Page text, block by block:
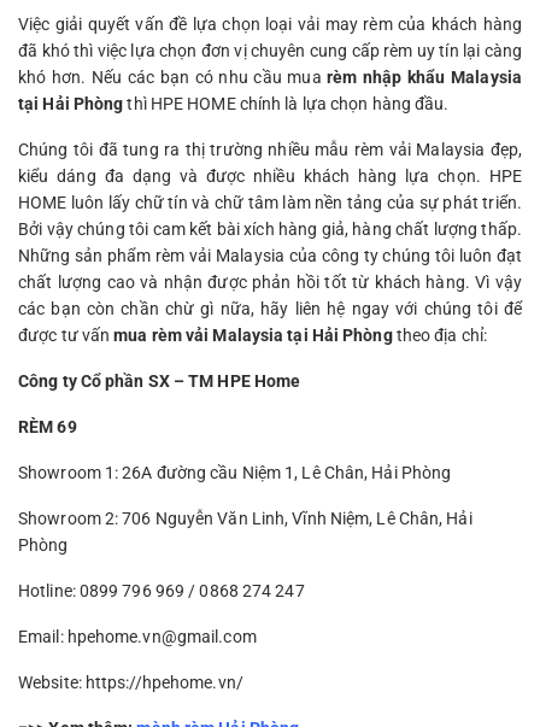
Việc giải quyết vấn đề lựa chọn loại vải may rèm của khách hàng
đã khó thì việc lựa chọn đơn vị chuyên cung cấp rèm uy tín lại càng
khó hơn. Nếu các bạn có nhu cầu muarèm nhập khẩu Malaysia
tại Hải Phòngthì HPE HOME chính là lựa chọn hàng đầu.
Chúng tôi đã tung ra thị trường nhiều mẫu rèm vải Malaysia đẹp,
kiểu dáng đa dạng và được nhiều khách hàng lựa chọn. HPE
HOME luôn lấy chữ tín và chữ tâm làm nền tảng của sự phát triển.
Bởi vậy chúng tôi cam kết bài xích hàng giả, hàng chất lượng thấp.
Những sản phẩm rèm vải Malaysia của công ty chúng tôi luôn đạt
chất lượng cao và nhận được phản hồi tốt từ khách hàng. Vì vậy
các bạn còn chần chừ gì nữa, hãy liên hệ ngay với chúng tôi để
được tư vấnmua rèm vải Malaysia tại Hải Phòngtheo địa chỉ:
Công ty Cổ phần SX – TM HPE Home
RÈM 69
Showroom 1: 26A đường cầu Niệm 1, Lê Chân, Hải Phòng
Showroom 2: 706 Nguyễn Văn Linh, Vĩnh Niệm, Lê Chân, Hải
Phòng
Hotline: 0899 796 969 / 0868 274 247
Email: hpehome.vn@gmail.com
Website: https://hpehome.vn/